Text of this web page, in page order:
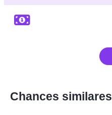
Chances similares